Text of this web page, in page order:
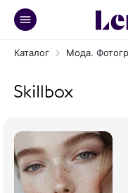
Каталог Мода.